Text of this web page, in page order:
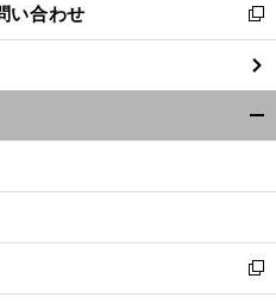
く
い合わせ
新
し
い
ウ
ィ
ン
ウ
開
く
新
し